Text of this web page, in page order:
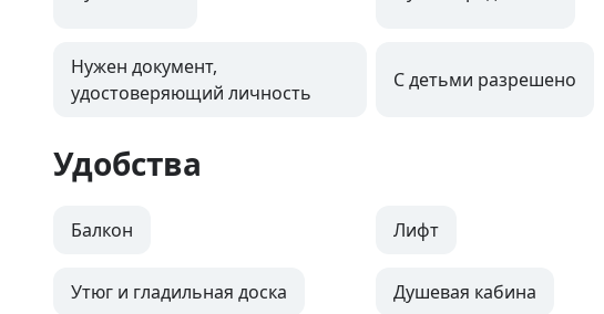
Нужен документ,
удостоверяющий личность
С детьми разрешено
Удобства
Балкон Лифт
Утюг и гладильная доска Душевая кабина